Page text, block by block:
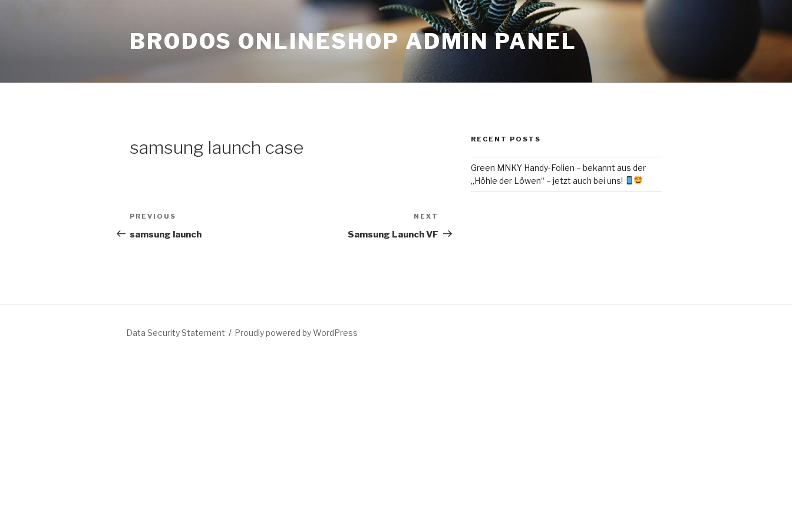
BRODOS ONLINESHOP ADMIN PANEL
samsung launch case
Post
navigation
Previous
Post
PREVIOUS
samsung launch
Post
NEXT
Samsung Launch VF
RECENT POSTS
Green MNKY Handy-Folien – bekannt aus der
„Höhle der Löwen“ – jetzt auch bei uns!
Data Security Statement Proudly powered by WordPress